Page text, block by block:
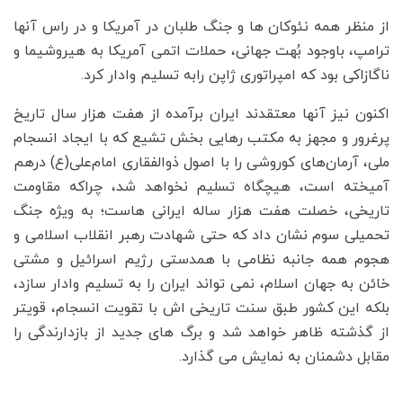
از منظر همه نئوکان ها و جنگ طلبان در آمریکا و در راس آنها
ترامپ، باوجود بُهت جهانی، حملات اتمی آمریکا به هیروشیما و
ناگازاکی بود که امپراتوری ژاپن رابه تسلیم وادار کرد.
اکنون نیز آنها معتقدند ایران برآمده از هفت هزار سال تاریخ
پرغرور و مجهز به مکتب رهایی بخش تشیع که با ایجاد انسجام
ملی، آرمان‌های کوروشی را با اصول ذوالفقاری امام‌علی(ع) درهم
آمیخته است، هیچگاه تسلیم نخواهد شد، چراکه مقاومت
تاریخی، خصلت هفت هزار ساله ایرانی هاست؛ به ویژه جنگ
تحمیلی سوم نشان داد که حتی شهادت رهبر انقلاب اسلامی و
هجوم همه جانبه نظامی با همدستی رژیم اسرائیل و مشتی
خائن به جهان اسلام، نمی تواند ایران را به تسلیم وادار سازد،
بلکه این کشور طبق سنت تاریخی اش با تقویت انسجام، قویتر
از گذشته ظاهر خواهد شد و برگ های جدید از بازدارندگی را
مقابل دشمنان به نمایش می گذارد.